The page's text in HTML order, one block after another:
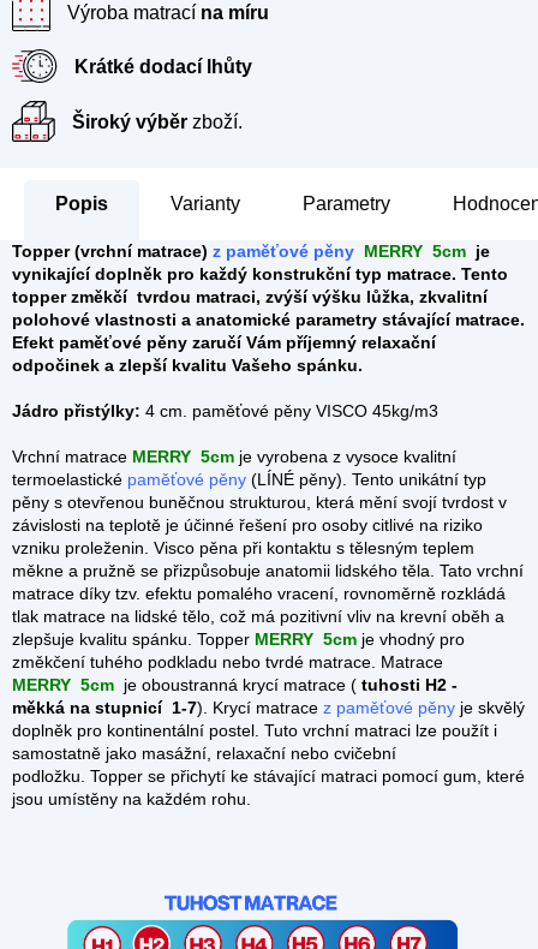
Výroba matrací na míru
Krátké dodací lhůty
Široký výběr zboží.
Popis Parametry
Topper (vrchní matrace) z paměťové pěny MERRY 5cm je
vynikající doplněk pro každý konstrukční typ matrace. Tento
topperzměkčí tvrdou matraci, zvýší výšku lůžka, zkvalitní
polohové vlastnosti a anatomické parametry stávající matrace.
Efekt paměťové pěny zaručí Vám příjemný relaxační
odpočinek a zlepší kvalitu Vašeho spánku.
Jádro přistýlky: 4 cm. paměťové pěny VISCO 45kg/m3
Vrchní matrace MERRY 5cm je vyrobena z vysoce kvalitní
termoelastické paměťové pěny (LÍNÉ pěny). Tento unikátní typ
pěny s otevřenou buněčnou strukturou, která mění svojí tvrdost v
závislosti na teplotě je účinné řešení pro osoby citlivé na riziko
vzniku proleženin. Visco pěna při kontaktu s tělesným teplem
měkne a pružně se přizpůsobuje anatomii lidského těla. Tato vrchní
matrace díky tzv. efektu pomalého vracení, rovnoměrně rozkládá
tlak matrace na lidské tělo, což má pozitivní vliv na krevní oběh a
zlepšuje kvalitu spánku. Topper MERRY 5cm je vhodný pro
změkčení tuhého podkladu nebo tvrdé matrace. Matrace
MERRY 5cm je oboustranná krycí matrace ( tuhosti H2 -
měkká na stupnicí 1-7). Krycí matrace z paměťové pěny je skvělý
doplněk pro kontinentální postel. Tuto vrchní matraci lze použít i
samostatně jako masážní, relaxační nebo cvičební
podložku. Topper se přichytí ke stávající matraci pomocí gum, které
jsou umístěny na každém rohu.